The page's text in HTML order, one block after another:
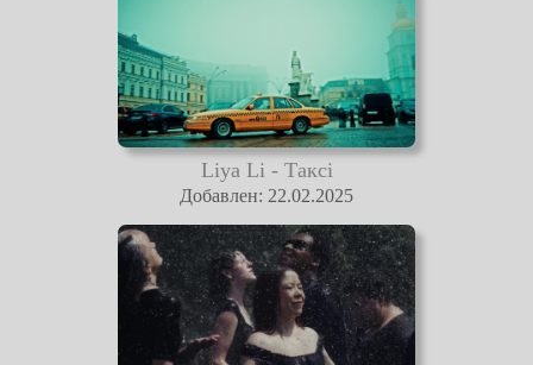
Liya Li - Таксі
Добавлен: 22.02.2025